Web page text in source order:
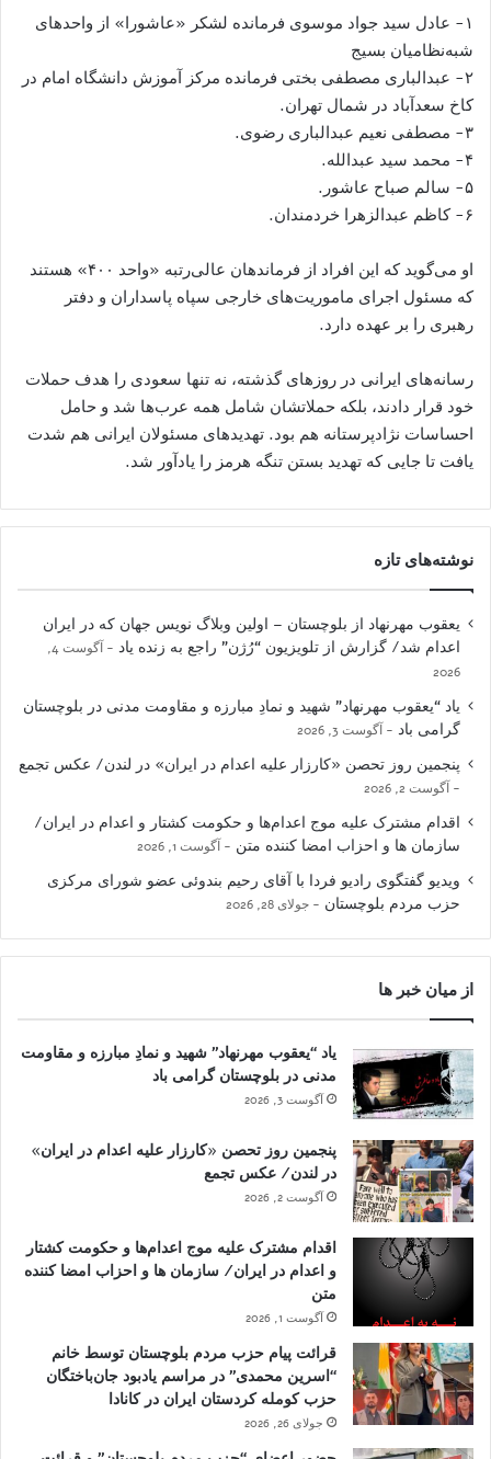
۱- عادل سید جواد موسوی فرمانده لشکر «عاشورا» از واحدهای
شبه‌نظامیان بسیج
۲- عبدالباری مصطفی بختی فرمانده مرکز آموزش دانشگاه امام در
کاخ سعدآباد در شمال تهران.
۳- مصطفی نعیم عبدالباری رضوی.
۴- محمد سید عبدالله.
۵- سالم صباح عاشور.
۶- کاظم عبدالزهرا خردمندان.
او می‌گوید که این افراد از فرماندهان عالی‌رتبه «واحد ۴۰۰» هستند
که مسئول اجرای ماموریت‌های خارجی سپاه پاسداران و دفتر
رهبری را بر عهده دارد.
رسانه‌های ایرانی در روزهای گذشته، نه تنها سعودی را هدف حملات
خود قرار دادند، بلکه حملاتشان شامل همه عرب‌ها شد و حامل
احساسات نژادپرستانه هم بود. تهدیدهای مسئولان ایرانی هم شدت
یافت تا جایی که تهدید بستن تنگه هرمز را یادآور شد.
نوشته‌های تازه
یعقوب مهرنهاد از بلوچستان – اولین وبلاگ نویس جهان که در ایران
اعدام شد/ گزارش از تلویزیون “رُژن” راجع به زنده یاد
آگوست 4,
2026
یاد “یعقوب مهرنهاد” شهید و نمادِ مبارزه و مقاومت مدنی در بلوچستان
گرامی باد
آگوست 3, 2026
پنجمین روز تحصن «کارزار علیه اعدام در ایران» در لندن/ عکس تجمع
آگوست 2, 2026
اقدام مشترک علیه موج اعدام‌ها و حکومت کشتار و اعدام در ایران/
سازمان ها و احزاب امضا کننده متن
آگوست 1, 2026
ویدیو گفتگوی رادیو فردا با آقای رحیم بندوئی عضو شورای مرکزی
حزب مردم بلوچستان
جولای 28, 2026
از میان خبر ها
یاد “یعقوب مهرنهاد” شهید و نمادِ مبارزه و مقاومت
مدنی در بلوچستان گرامی باد
آگوست 3, 2026
پنجمین روز تحصن «کارزار علیه اعدام در ایران»
در لندن/ عکس تجمع
آگوست 2, 2026
اقدام مشترک علیه موج اعدام‌ها و حکومت کشتار
و اعدام در ایران/ سازمان ها و احزاب امضا کننده
متن
آگوست 1, 2026
قرائت پیام حزب مردم بلوچستان توسط خانم
“اسرین محمدی” در مراسم یادبود جان‌باختگان
حزب کومله کردستان ایران در کانادا
جولای 26, 2026